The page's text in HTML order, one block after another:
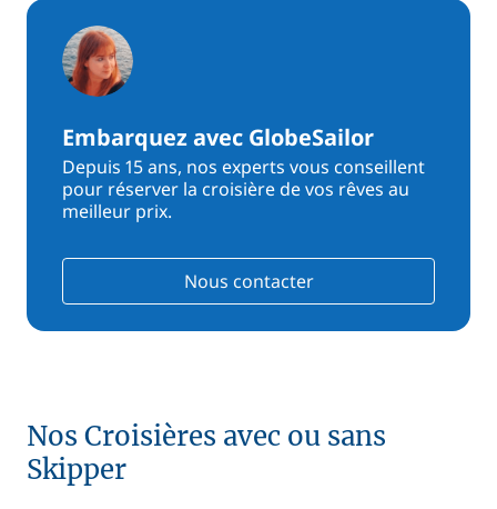
Embarquez avec GlobeSailor
Depuis 15 ans, nos experts vous conseillent
pour réserver la croisière de vos rêves au
meilleur prix.
Nous contacter
Nos Croisières avec ou sans
Skipper